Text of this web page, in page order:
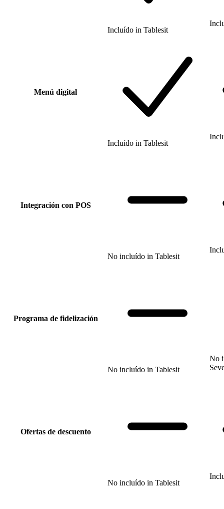
Incluído in Tablesit
Menú digital
Incluído in Tablesit
Integración con POS
No incluído in Tablesit
Programa de fidelización
No incluído in Tablesit
No
Ofertas de descuento
No incluído in Tablesit